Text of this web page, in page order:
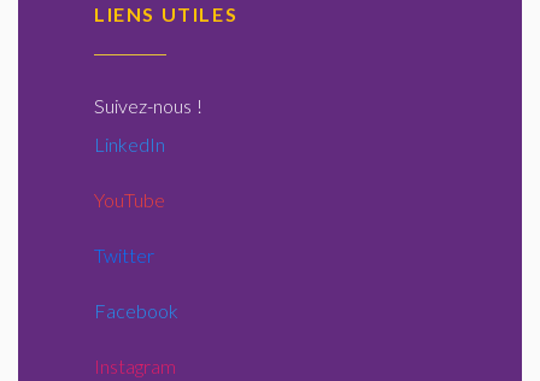
LIENS UTILES
Suivez-nous !
LinkedIn
YouTube
Twitter
Facebook
Instagram